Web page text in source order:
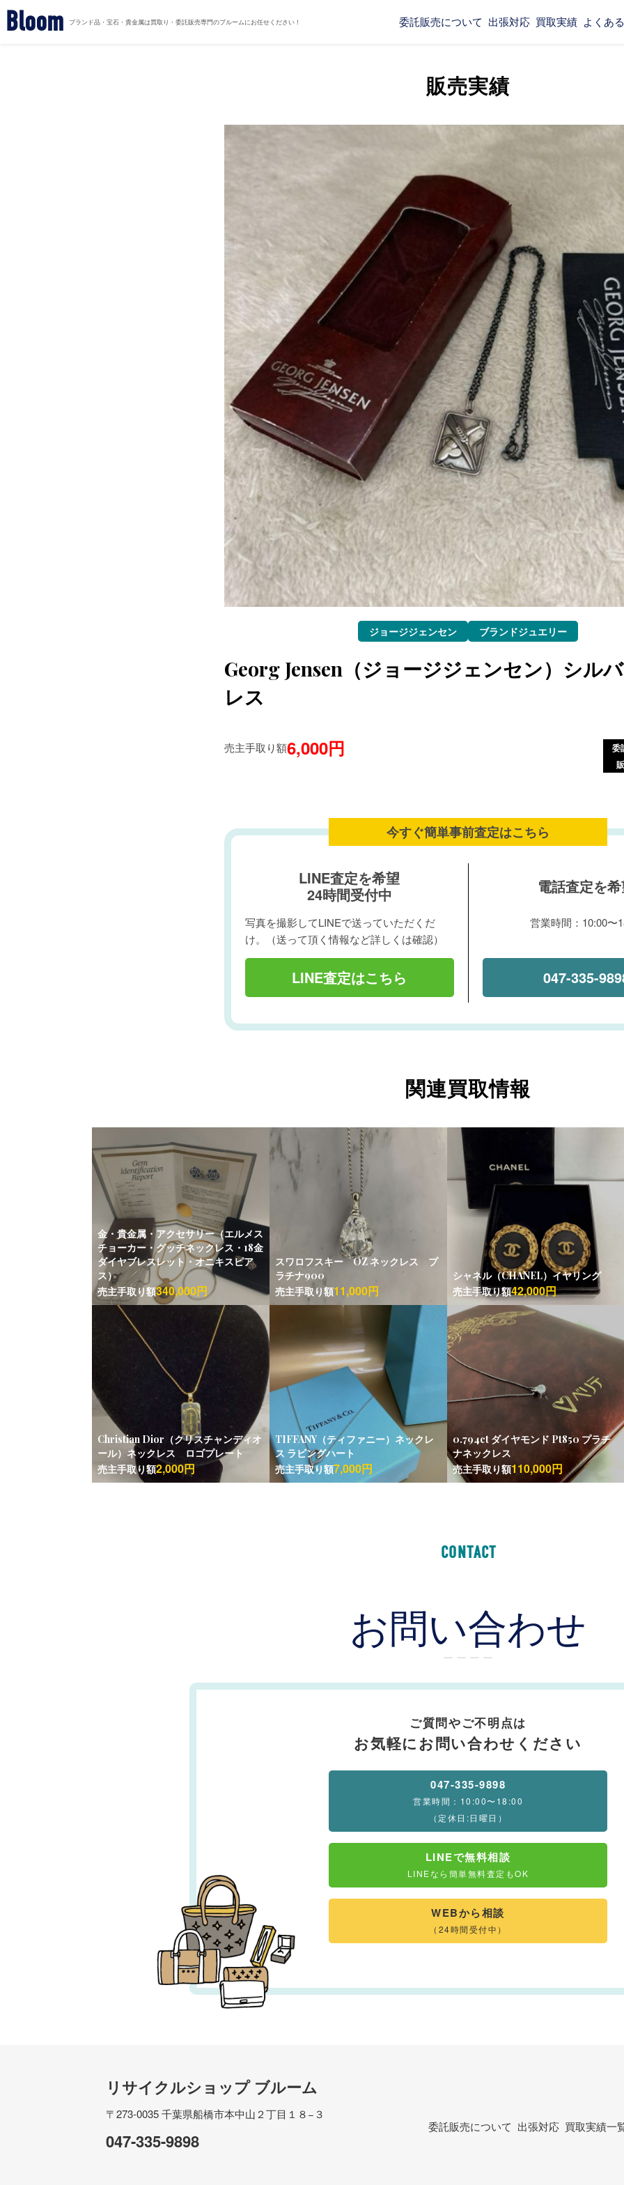
Bloom ブランド品・宝石・貴金属は買取り・委託販売専門のブルームにお任せください！ 委託販売について 出張対応 買取実績 よくあ
販売実績
ジョージジェンセン ブランドジュエリー
Georg Jensen（ジョージジェンセン）シル
レス
売主手取り額6,000円
委
今すぐ簡単事前査定はこちら
LINE査定を希望
24時間受付中
写真を撮影してLINEで送っていただくだ
け。（送って頂く情報など詳しくは確認）
LINE査定はこちら
電話査定を
営業時間：10:00〜
047-335-
関連買取情報
金・貴金属・アクセサリー（エルメス
チョーカー・グッチネックレス・18金
ダイヤブレスレット・オニキスピア
ス）
売主手取り額340,000円
スワロフスキー OZ ネックレス プ
ラチナ900
売主手取り額11,000円
シャネル（CHANEL）イヤリング
売主手取り額42,000円
Christian Dior（クリスチャンディオ
ール）ネックレス ロゴプレート
売主手取り額2,000円
TIFFANY（ティファニー）ネックレ
ス ラビングハート
売主手取り額7,000円
0.794ct ダイヤモンド Pt850 プラチ
ナネックレス
売主手取り額110,000円
CONTACT
お問い合わせ
ー ー ー ー
ご質問やご不明点は
お気軽にお問い合わせください
047-335-9898
営業時間：10:00〜18:00
（定休日:日曜日）
LINEで無料相談
LINEなら簡単無料査定もOK
WEBから相談
（24時間受付中）
リサイクルショップ ブルーム
〒273-0035千葉県船橋市本中山２丁目１８−３
047-335-9898
委託販売について 出張対応 買取実績一